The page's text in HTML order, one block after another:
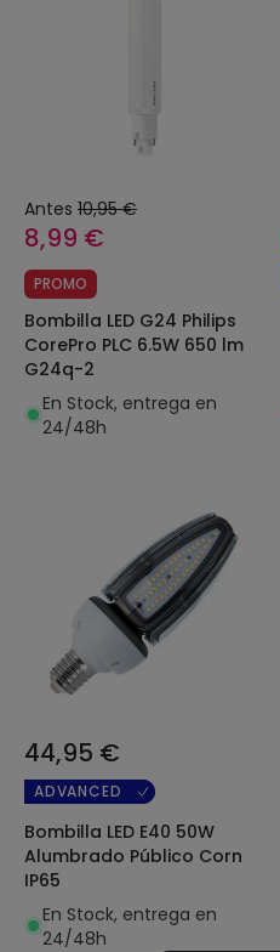
Antes 10,95 €
8,99 €
PROMO
Bombilla LED G24 Philips
CorePro PLC 6.5W 650 lm
G24q-2
En Stock, entrega en
24/48h
44,95 €
ADVANCED
Bombilla LED E40 50W
Alumbrado Público Corn
IP65
En Stock, entrega en
24/48h